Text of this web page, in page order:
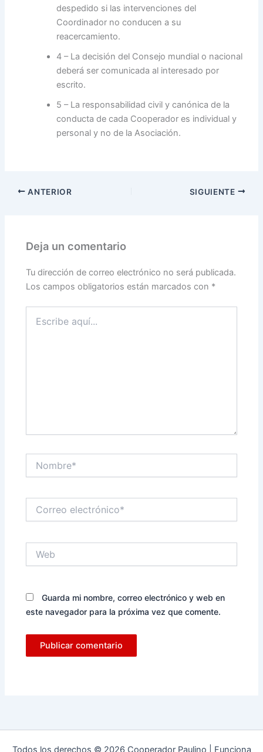
despedido si las intervenciones del
Coordinador no conducen a su
reacercamiento.
4 – La decisión del Consejo mundial o nacional
deberá ser comunicada al interesado por
escrito.
5 – La responsabilidad civil y canónica de la
conducta de cada Cooperador es individual y
personal y no de la Asociación.
ANTERIOR SIGUIENTE
Deja un comentario
Tu dirección de correo electrónico no será publicada.
Los campos obligatorios están marcados con *
aquí...
electrónico*
Guarda mi nombre, correo electrónico y web en
este navegador para la próxima vez que comente.
Todos los derechos © 2026 Cooperador Paulino | Funciona